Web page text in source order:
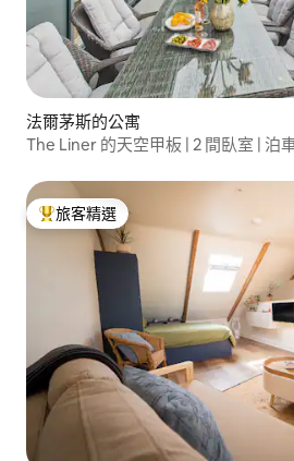
法爾茅斯的公寓
The Liner 的天空甲板 | 2 間臥室 | 泊
旅客精選榜首
旅客精選